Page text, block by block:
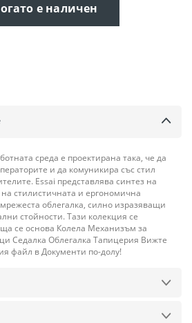
е наличен
среда е проектирана така, че да
и да комуникира със стил
Essai представлява синтез на
стилистичната и ергономична
облегалка, силно изразяващи
стойности. Тази колекция се
се основа Колела Механизъм за
Седалка Облегалка Тапицерия Вижте
файл в Документи по-долу!